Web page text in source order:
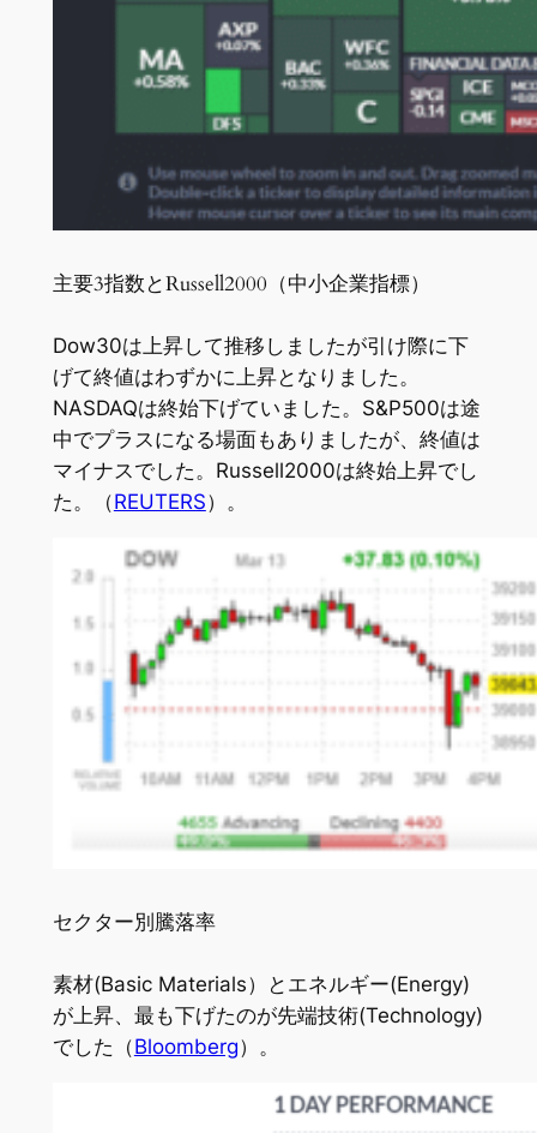
主要3指数とRussell2000（中小企業指標）
Dow30は上昇して推移しましたが引け際に下
げて終値はわずかに上昇となりました。
NASDAQは終始下げていました。S&P500は途
中でプラスになる場面もありましたが、終値は
マイナスでした。Russell2000は終始上昇でし
た。（REUTERS）。
セクター別騰落率
素材(Basic Materials）とエネルギー(Energy)
が上昇、最も下げたのが先端技術(Technology)
でした（Bloomberg）。